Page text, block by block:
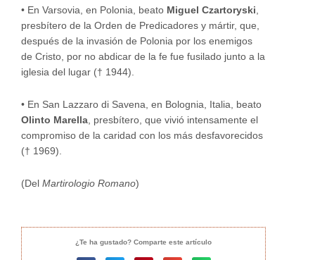
• En Varsovia, en Polonia, beato Miguel Czartoryski,
presbítero de la Orden de Predicadores y mártir, que,
después de la invasión de Polonia por los enemigos
de Cristo, por no abdicar de la fe fue fusilado junto a la
iglesia del lugar († 1944).
• En San Lazzaro di Savena, en Bolognia, Italia, beato
Olinto Marella, presbítero, que vivió intensamente el
compromiso de la caridad con los más desfavorecidos
(† 1969).
(Del Martirologio Romano)
¿Te ha gustado? Comparte este artículo